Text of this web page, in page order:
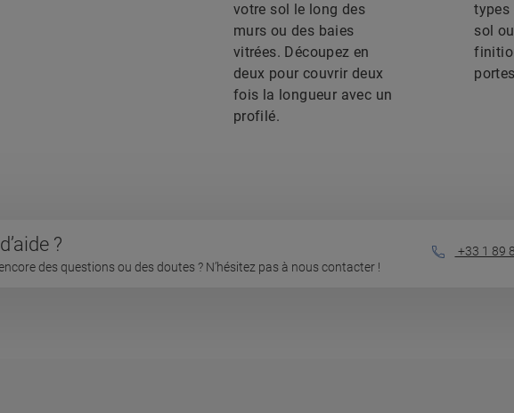
votre sol le long des
murs ou des baies
vitrées. Découpez en
deux pour couvrir deux
fois la longueur avec un
profilé.
types
sol
?
des questions ou des doutes ? N’hésitez pas à nous contacter !
+33 1 89